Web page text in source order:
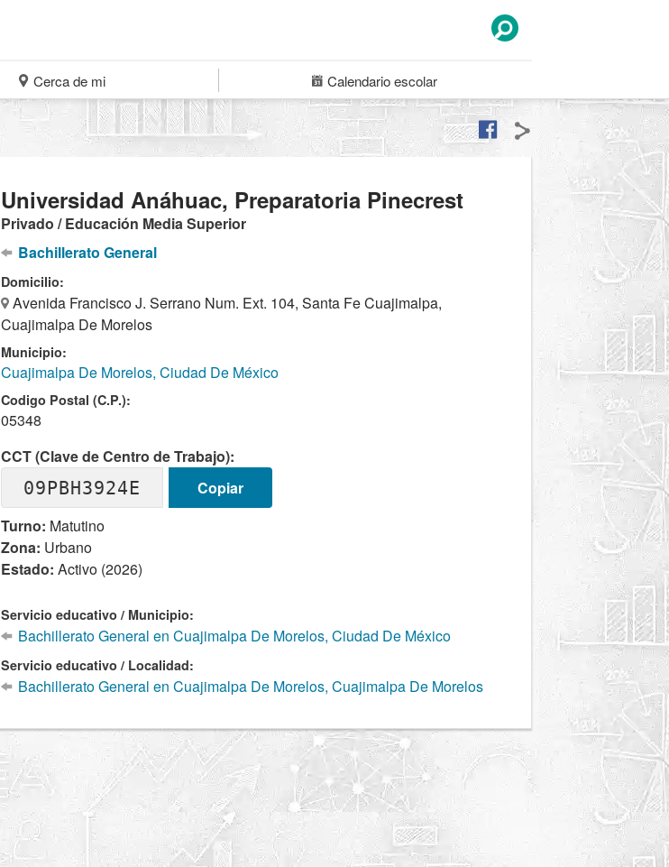
Cerca de mi Calendarioescolar
Universidad Anáhuac, Preparatoria Pinecrest
Privado / Educación Media Superior
Bachillerato General
Domicilio:
Avenida Francisco J. Serrano Num. Ext. 104, Santa Fe Cuajimalpa,
Cuajimalpa De Morelos
Municipio:
Cuajimalpa De Morelos, Ciudad De México
Codigo Postal (C.P.):
05348
CCT (Clave de Centro de Trabajo):
09PBH3924E
Copiar
Turno: Matutino
Zona: Urbano
Estado: Activo (2026)
Servicio educativo / Municipio:
Bachillerato General en Cuajimalpa De Morelos, Ciudad De México
Servicio educativo / Localidad:
Bachillerato General en Cuajimalpa De Morelos, Cuajimalpa De Morelos